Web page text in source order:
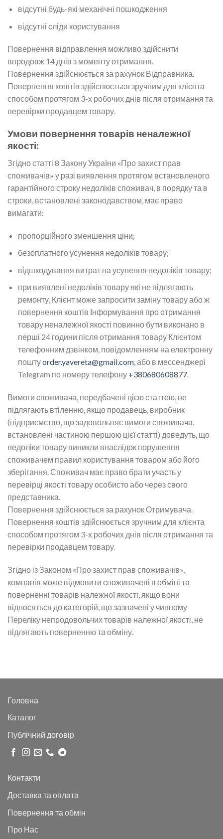
відсутні будь-які механічні пошкодження
відсутні сліди користування
Повернення відправлення можливо здійснити
впродовж 14 днів з моменту отримання.
Повернення здійснюється за рахунок Відправника.
Повернення коштів здійснюється зручним для клієнта
способом протягом 3-х робочих днів після отримання та
перевірки продавцем товару.
Умови повернення товарів неналежної
якості:
Згідно статті 8 Закону України «Про захист прав
споживачів» у разі виявлення протягом встановленого
гарантійного строку недоліків споживач, в порядку та в
строки, встановлені законодавством, має право
вимагати:
пропорційного зменшення ціни;
безоплатного усунення недоліків товару;
відшкодування витрат на усунення недоліків товару;
при виявлені недоліків товару які не підлягають
ремонту, Клієнт може запросити заміну товару або ж
повернення коштів Інформування про отримання
товару неналежної якості повинно бути виконано в
перші 24 години після отримання товару Клієнтом
телефонним дзвінком, повідомленням на електронну
поштуorder.yavereta@gmail.com, або в мессенджері
Telegram по номеру телефону +380680608877.
Вимоги споживача, передбачені цією статтею, не
підлягають втіленню, якщо продавець, виробник
(підприємство, що задовольняє вимоги споживача,
встановлені частиною першою цієї статті) доведуть, що
недоліки товару виникли внаслідок порушення
споживачем правил користування товаром або його
зберігання. Споживач має право брати участь у
перевірці якості товару особисто або через свого
представника.
Повернення здійснюється за рахунок Отримувача.
Повернення коштів здійснюється зручним для клієнта
способом протягом 3-х робочих днів після отримання та
перевірки продавцем товару.
Згідно із Законом «Про захист прав споживачів»,
компанія може відмовити споживачеві в обміні та
поверненні товарів належної якості, якщо вони
відносяться до категорій, що зазначені у чинному
Переліку непродовольчих товарів належної якості, не
підлягають поверненню та обміну.
Головна
Каталог
Публічний договір
Контакти
Доставка та оплата
Повернення та обмін
Про Нас